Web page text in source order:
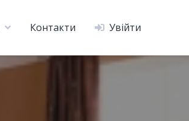
Контакти Увійти